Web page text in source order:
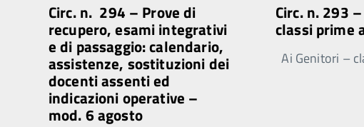
Circ. n. 294 – Prove di
recupero, esami integrativi
e di passaggio: calendario,
assistenze, sostituzioni dei
docenti assenti ed
indicazioni operative –
mod. 6 agosto
Circ. n. 293
classi prime
Ai Genitori –